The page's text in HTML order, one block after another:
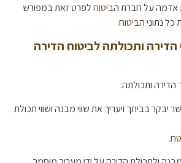
אדמה על חברת הביטוחלפרט זאת במפורש
כל נתוני הביטוח.
הדירה ותכולתה לביטוח הדירה
ותכולתה:
בביתך ויעריך את שווי מבנה ושווי תכולת
.